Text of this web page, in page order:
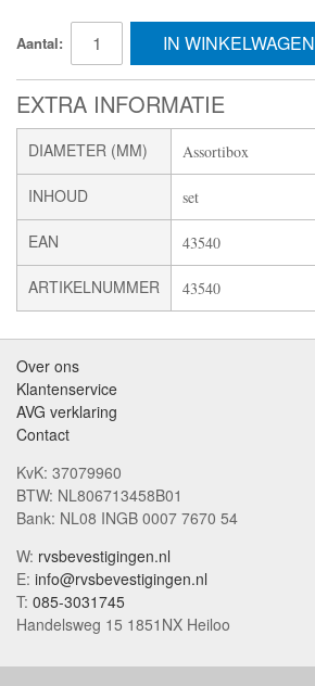
Aantal: IN WINKELWAGEN
EXTRA INFORMATIE
DIAMETER (MM) Assortibox
INHOUD set
EAN 43540
ARTIKELNUMMER 43540
Over ons
Klantenservice
AVG verklaring
Contact
KvK: 37079960
BTW: NL806713458B01
Bank: NL08 INGB 0007 7670 54
W: rvsbevestigingen.nl
E: info@rvsbevestigingen.nl
T: 085-3031745
Handelsweg 15 1851NX Heiloo